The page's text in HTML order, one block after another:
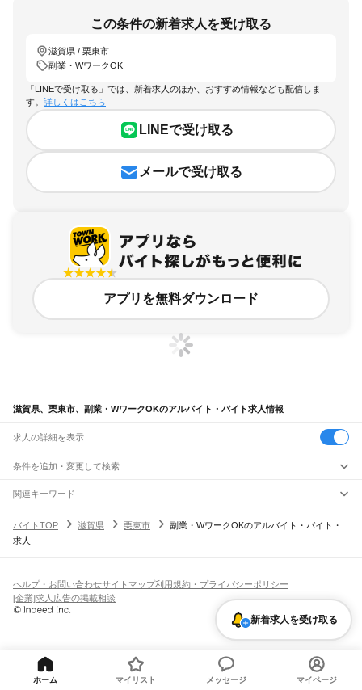
この条件の新着求人を受け取る
滋賀県 / 栗東市
副業・WワークOK
「LINEで受け取る」では、新着求人のほか、おすすめ情報なども配信しま
す。 詳しくはこちら
LINEで受け取る
メールで受け取る
アプリを無料ダウンロード
滋賀県、栗東市、副業・WワークOKのアルバイト・バイト求人情報
求人の詳細を表示
条件を追加・変更して検索
市区町村を追加・変更
滋賀県すべて
駅を追加・変更
JR東海道本線(岐阜～美濃赤坂・米原)
柏原駅近江長岡駅醒ケ井駅
石部駅
琵琶湖線
米原駅彦根駅 河瀬駅 安土駅近江八幡駅
野洲駅
守山駅栗東駅 南草津駅瀬田駅 膳所駅 大津駅
職種を追加・変更
飲食・フードサービスすべて
ホールスタッフキッチンスタッフ
パン屋（ベーカリー）
バー（BAR）・バーテンダー
飲食店（店長・マネージャー）
営業
テレフォンアポインター（テレアポ） ルートセールス
フードカウンター販売員
アパレル
家電量販店・携帯販売（携帯ショップ）
人気
日払いOK高校生歓迎 髪型・髪色自由
留学生・外国人活躍中
シフト
土日祝のみOK
平日のみOK 週1日からOK 週2・3日からOK
週4日以上OK
雇用形態を追加・変更
派遣社員
業務委託
関連キーワード
滋賀県 副業・WワークOK バイト 滋賀県 副業・WワークOK 在宅ワーク
滋賀県 栗東市 高校生okアルバイト
バイトTOP 滋賀県 栗東市
副業・WワークOKのアルバイト・バイト・
求人
新着求人を受け取る
ヘルプ・お問い合わせサイトマップ利用規約・プライバシーポリシー
[企業]求人広告の掲載相談
ホーム マイリスト メッセージ マイページ